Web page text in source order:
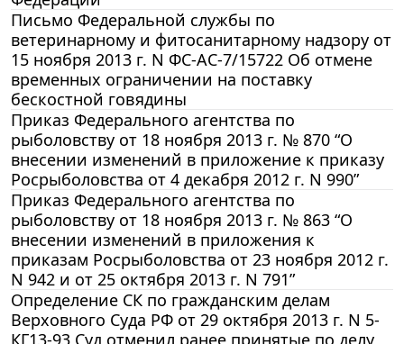
Письмо Федеральной службы по
ветеринарному и фитосанитарному надзору от
15 ноября 2013 г. N ФС-АС-7/15722 Об отмене
временных ограничении на поставку
бескостной говядины
Приказ Федерального агентства по
рыболовству от 18 ноября 2013 г. № 870 “О
внесении изменений в приложение к приказу
Росрыболовства от 4 декабря 2012 г. N 990”
Приказ Федерального агентства по
рыболовству от 18 ноября 2013 г. № 863 “О
внесении изменений в приложения к
приказам Росрыболовства от 23 ноября 2012 г.
N 942 и от 25 октября 2013 г. N 791”
Определение СК по гражданским делам
Верховного Суда РФ от 29 октября 2013 г. N 5-
КГ13-93 Суд отменил ранее принятые по делу